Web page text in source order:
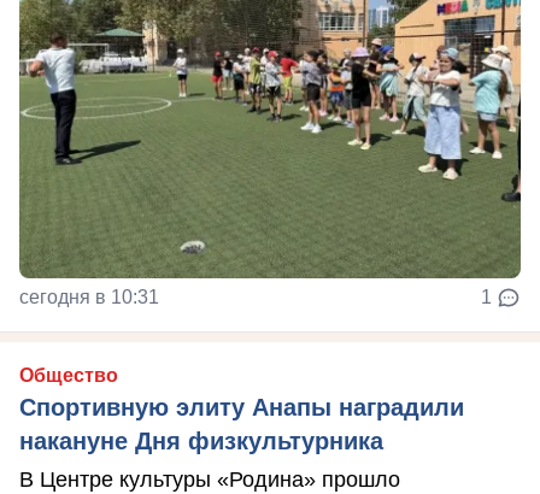
сегодня в 10:31 1
Общество
Спортивную элиту Анапы наградили
накануне Дня физкультурника
В Центре культуры «Родина» прошло